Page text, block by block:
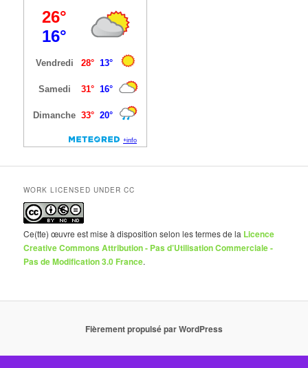
WORK LICENSED UNDER CC
Ce(tte) œuvre est mise à disposition selon les termes de la Licence
Creative Commons Attribution - Pas d’Utilisation Commerciale -
Pas de Modification 3.0 France.
Fièrement propulsé par WordPress